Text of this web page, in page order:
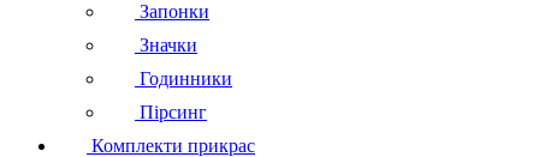
Запонки
Значки
Годинники
Пірсинг
Комплекти прикрас